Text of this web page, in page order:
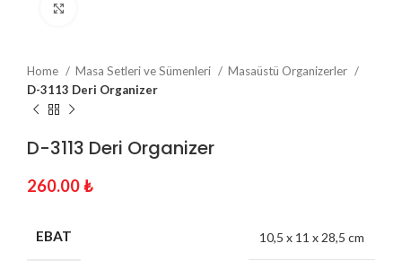
Home Masa Setleri ve Sümenleri
Masaüstü Organizerler
D-3113 Deri Organizer
D-3113 Deri Organizer
260.00₺
EBAT 10,5 x 11 x 28,5 cm